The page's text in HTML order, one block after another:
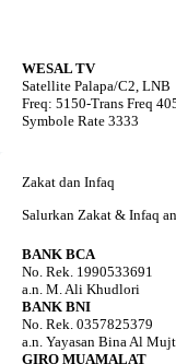
WESAL TV
Satellite Palapa/C2, LNB
Freq: 5150-Trans Freq
Symbole Rate 3333
Zakat dan Infaq
Salurkan Zakat & Infaq
BANK BCA
No. Rek. 1990533691
a.n. M. Ali Khudlori
BANK BNI
No. Rek. 0357825379
a.n. Yayasan Bina Al
GIRO MUAMALAT